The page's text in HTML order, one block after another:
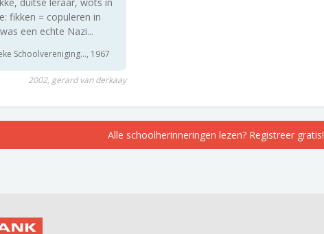
fikken = copuleren in
een echte Nazi...
Schoolvereniging..., 1967
2002, gerard van derkaay
Alle schoolherinneringen lezen? Registreer gratis!